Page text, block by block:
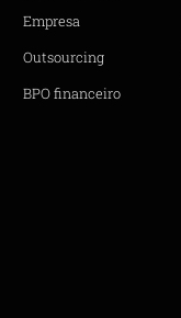
Empresa
Outsourcing
BPO financeiro